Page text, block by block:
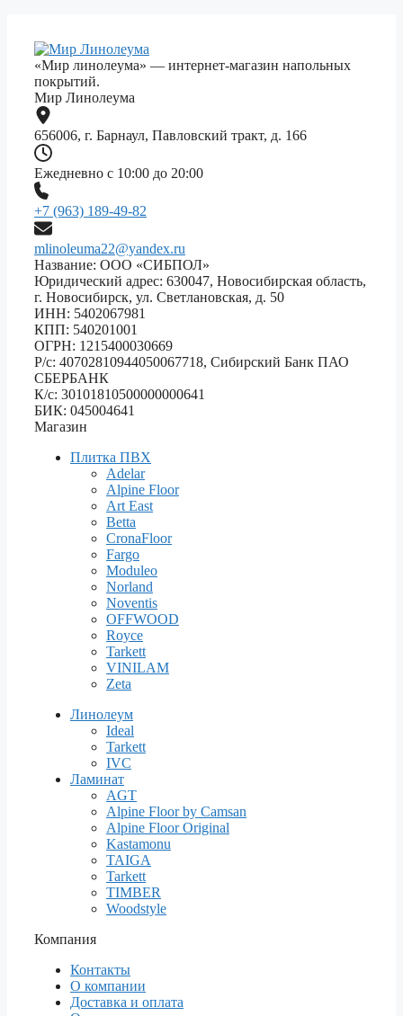
«Мир линолеума» — интернет-магазин напольных
покрытий.
Мир Линолеума
656006, г. Барнаул, Павловский тракт, д. 166
Ежедневно с 10:00 до 20:00
+7 (963) 189-49-82
mlinoleuma22@yandex.ru
Название: ООО «СИБПОЛ»
Юридический адрес: 630047, Новосибирская область,
г. Новосибирск, ул. Светлановская, д. 50
ИНН: 5402067981
КПП: 540201001
ОГРН: 1215400030669
Р/с: 40702810944050067718, Сибирский Банк ПАО
СБЕРБАНК
К/с: 30101810500000000641
БИК: 045004641
Магазин
Плитка ПВХ
Adelar
Alpine Floor
Art East
Betta
CronaFloor
Fargo
Moduleo
Norland
Noventis
OFFWOOD
Royce
Tarkett
VINILAM
Zeta
Линолеум
Ideal
Tarkett
IVC
Ламинат
AGT
Alpine Floor by Camsan
Alpine Floor Original
Kastamonu
TAIGA
Tarkett
TIMBER
Woodstyle
Компания
Контакты
О компании
Доставка и оплата